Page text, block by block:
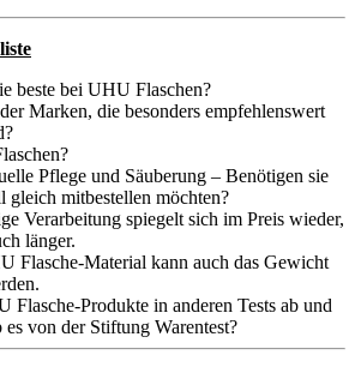
beste bei UHU Flaschen?
Marken, die besonders empfehlenswert
Pflege und Säuberung – Benötigen sie
gleich mitbestellen möchten?
Verarbeitung spiegelt sich im Preis wieder,
länger.
Flasche-Material kann auch das Gewicht
Flasche-Produkte in anderen Tests ab und
von der Stiftung Warentest?